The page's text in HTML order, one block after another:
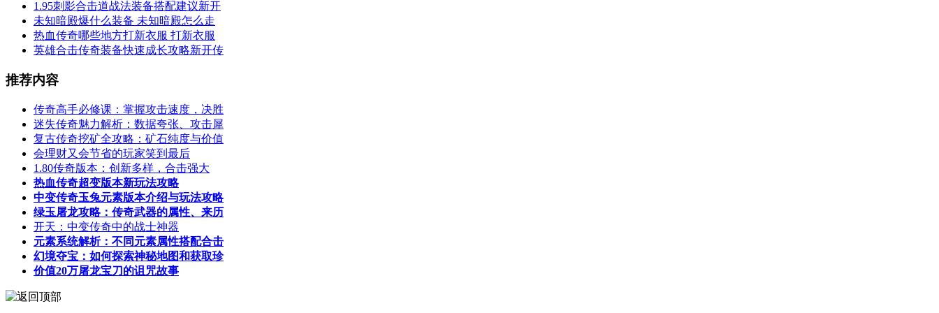
1.95刺影合击道战法装备搭配建议新开
未知暗殿爆什么装备 未知暗殿怎么走
热血传奇哪些地方打新衣服 打新衣服
英雄合击传奇装备快速成长攻略新开传
推荐内容
传奇高手必修课：掌握攻击速度，决胜
迷失传奇魅力解析：数据夸张、攻击犀
复古传奇挖矿全攻略：矿石纯度与价值
会理财又会节省的玩家笑到最后
1.80传奇版本：创新多样，合击强大
热血传奇超变版本新玩法攻略
中变传奇玉兔元素版本介绍与玩法攻略
绿玉屠龙攻略：传奇武器的属性、来历
开天：中变传奇中的战士神器
元素系统解析：不同元素属性搭配合击
幻境夺宝：如何探索神秘地图和获取珍
价值20万屠龙宝刀的诅咒故事